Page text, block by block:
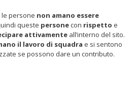
le persone non amano essere
queste personecon rispetto e
attivamenteall’interno del sito.
il lavoro di squadra e si sentono
se possono dare un contributo.